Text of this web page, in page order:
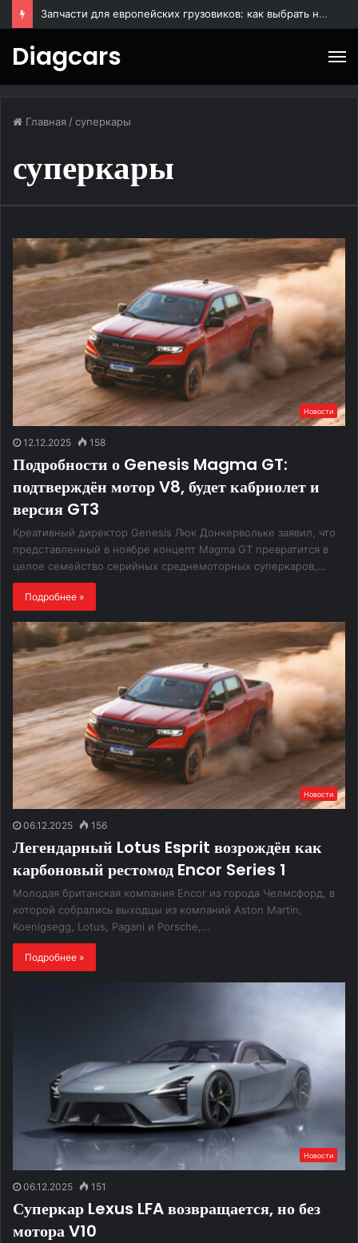
Масляный насос для грузового автомобиля: назначение, особенности выбора и эксплуатации
Diagcars
Главная /суперкары
суперкары
Новости
12.12.2025 158
Подробности о Genesis Magma GT:
подтверждён мотор V8, будет кабриолет и
версия GT3
Креативный директор Genesis Люк Донкервольке заявил, что
представленный в ноябре концепт Magma GT превратится в
целое семейство серийных среднемоторных суперкаров,…
Подробнее »
Новости
06.12.2025 156
Легендарный Lotus Esprit возрождён как
карбоновый рестомод Encor Series 1
Молодая британская компания Encor из города Челмсфорд, в
которой собрались выходцы из компаний Aston Martin,
Koenigsegg, Lotus, Pagani и Porsche,…
Подробнее »
Новости
06.12.2025 151
Суперкар Lexus LFA возвращается, но без
мотора V10